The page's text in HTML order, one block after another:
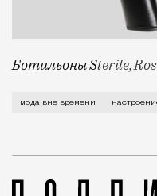
БотильоныSterile,
Эти три пары обуви
мода вне времени